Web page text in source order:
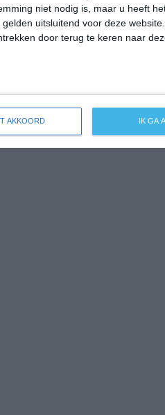
niet nodig is, maar u heeft
uitsluitend voor deze
door terug te keren naar
AKKOORD IK GA
09:00 12:00